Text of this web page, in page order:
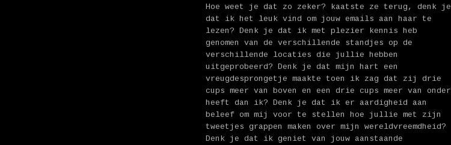
Hoe weet je dat zo zeker? kaatste ze terug, denk je
dat ik het leuk vind om jouw emails aan haar te
lezen? Denk je dat ik met plezier kennis heb
genomen van de verschillende standjes op de
verschillende locaties die jullie hebben
uitgeprobeerd? Denk je dat mijn hart een
vreugdesprongetje maakte toen ik zag dat zij drie
cups meer van boven en een drie cups meer van onder
heeft dan ik? Denk je dat ik er aardigheid aan
beleef om mij voor te stellen hoe jullie met zijn
tweetjes grappen maken over mijn wereldvreemdheid?
Denk je dat ik geniet van jouw aanstaande